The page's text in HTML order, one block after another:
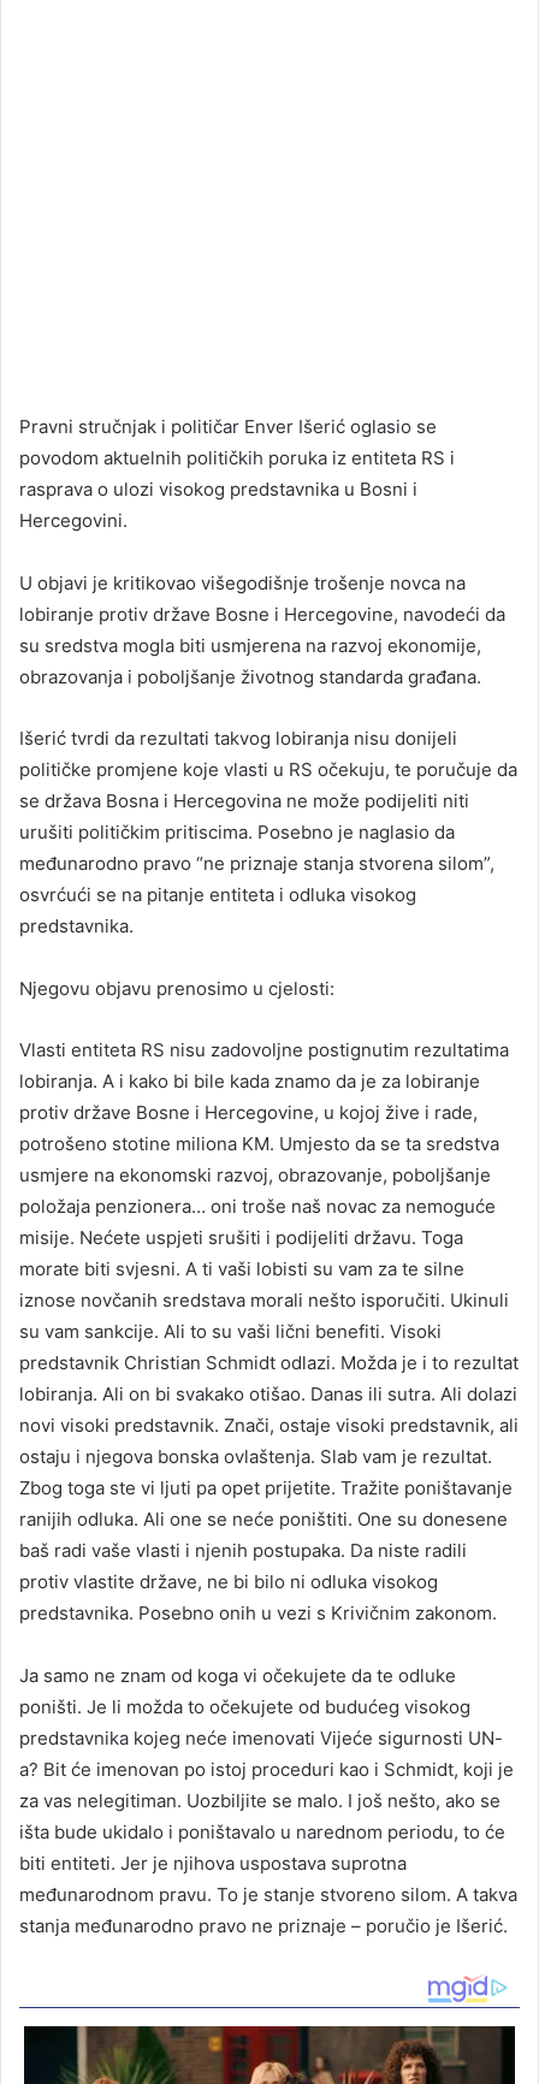
Pravni stručnjak i političar Enver Išerić oglasio se
povodom aktuelnih političkih poruka iz entiteta RS i
rasprava o ulozi visokog predstavnika u Bosni i
Hercegovini.
U objavi je kritikovao višegodišnje trošenje novca na
lobiranje protiv države Bosne i Hercegovine, navodeći da
su sredstva mogla biti usmjerena na razvoj ekonomije,
obrazovanja i poboljšanje životnog standarda građana.
Išerić tvrdi da rezultati takvog lobiranja nisu donijeli
političke promjene koje vlasti u RS očekuju, te poručuje da
se država Bosna i Hercegovina ne može podijeliti niti
urušiti političkim pritiscima. Posebno je naglasio da
međunarodno pravo “ne priznaje stanja stvorena silom”,
osvrćući se na pitanje entiteta i odluka visokog
predstavnika.
Njegovu objavu prenosimo u cjelosti:
Vlasti entiteta RS nisu zadovoljne postignutim rezultatima
lobiranja. A i kako bi bile kada znamo da je za lobiranje
protiv države Bosne i Hercegovine, u kojoj žive i rade,
potrošeno stotine miliona KM. Umjesto da se ta sredstva
usmjere na ekonomski razvoj, obrazovanje, poboljšanje
položaja penzionera… oni troše naš novac za nemoguće
misije. Nećete uspjeti srušiti i podijeliti državu. Toga
morate biti svjesni. A ti vaši lobisti su vam za te silne
iznose novčanih sredstava morali nešto isporučiti. Ukinuli
su vam sankcije. Ali to su vaši lični benefiti. Visoki
predstavnik Christian Schmidt odlazi. Možda je i to rezultat
lobiranja. Ali on bi svakako otišao. Danas ili sutra. Ali dolazi
novi visoki predstavnik. Znači, ostaje visoki predstavnik, ali
ostaju i njegova bonska ovlaštenja. Slab vam je rezultat.
Zbog toga ste vi ljuti pa opet prijetite. Tražite poništavanje
ranijih odluka. Ali one se neće poništiti. One su donesene
baš radi vaše vlasti i njenih postupaka. Da niste radili
protiv vlastite države, ne bi bilo ni odluka visokog
predstavnika. Posebno onih u vezi s Krivičnim zakonom.
Ja samo ne znam od koga vi očekujete da te odluke
poništi. Je li možda to očekujete od budućeg visokog
predstavnika kojeg neće imenovati Vijeće sigurnosti UN-
a? Bit će imenovan po istoj proceduri kao i Schmidt, koji je
za vas nelegitiman. Uozbiljite se malo. I još nešto, ako se
išta bude ukidalo i poništavalo u narednom periodu, to će
biti entiteti. Jer je njihova uspostava suprotna
međunarodnom pravu. To je stanje stvoreno silom. A takva
stanja međunarodno pravo ne priznaje – poručio je Išerić.